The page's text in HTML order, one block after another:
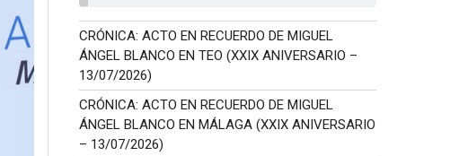
CRÓNICA: ACTO EN RECUERDO DE MIGUEL
ÁNGEL BLANCO EN TEO (XXIX ANIVERSARIO –
13/07/2026)
CRÓNICA: ACTO EN RECUERDO DE MIGUEL
ÁNGEL BLANCO EN MÁLAGA (XXIX ANIVERSARIO
– 13/07/2026)